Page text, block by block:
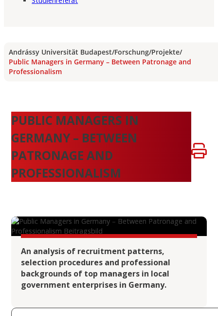
Andrássy Universität Budapest/Forschung/Projekte/
Public Managers in Germany – Between Patronage and
Professionalism
PUBLIC MANAGERS IN
GERMANY – BETWEEN
PATRONAGE AND
PROFESSIONALISM
An analysis of recruitment patterns,
selection procedures and professional
backgrounds of top managers in local
government enterprises in Germany.